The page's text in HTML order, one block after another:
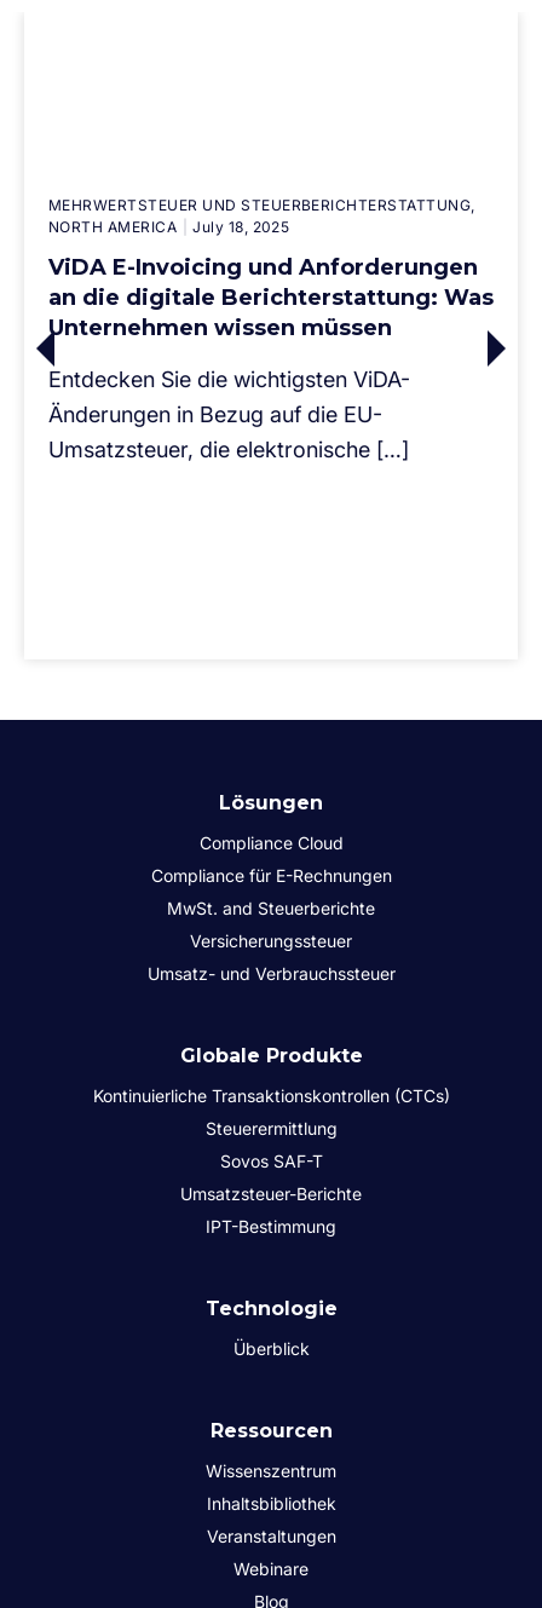
MEHRWERTSTEUER UND STEUERBERICHTERSTATTUNG
NORTH AMERICA
July 18, 2025
ViDA E-Invoicing und Anforderungen
an die digitale Berichterstattung: Was
Unternehmen wissen müssen
Entdecken Sie die wichtigsten ViDA-
Änderungen in Bezug auf die EU-
Umsatzsteuer, die elektronische […]
Lösungen
Compliance Cloud
Compliance für E-Rechnungen
MwSt. and Steuerberichte
Versicherungssteuer
Umsatz- und Verbrauchssteuer
Globale Produkte
Kontinuierliche Transaktionskontrollen (CTCs)
Steuerermittlung
Sovos SAF-T
Umsatzsteuer-Berichte
IPT-Bestimmung
Technologie
Überblick
Ressourcen
Wissenszentrum
Inhaltsbibliothek
Veranstaltungen
Webinare
Blog